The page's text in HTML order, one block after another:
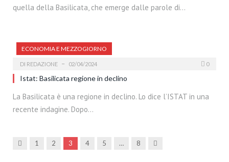
quella della Basilicata, che emerge dalle parole di…
ECONOMIA E MEZZOGIORNO
DI REDAZIONE 02/04/2024 0
Istat: Basilicata regione in declino
La Basilicata è una regione in declino. Lo dice l’ISTAT in una
recente indagine. Dopo…
Precedenti
1 2 3 4 5 … 8 Prossima